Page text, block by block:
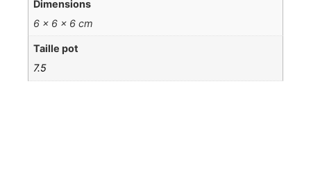
Dimensions
6 × 6 × 6 cm
Taille pot
7.5